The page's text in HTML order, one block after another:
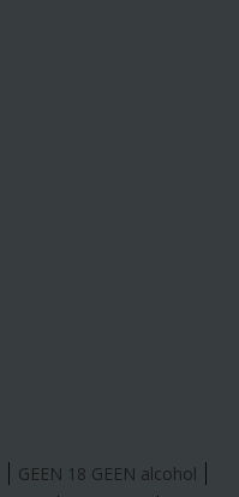
GEEN 18 GEEN alcohol